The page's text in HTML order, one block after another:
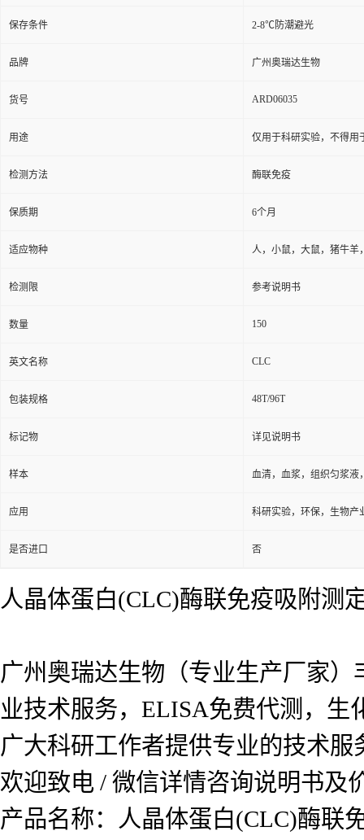
保存条件 2-8℃防潮避光
品牌 广州奥瑞达生物
货号 ARD06035
用途 仅用于科研实验，不得用
检测方法 酶联免疫
保质期 6个月
适应物种 人，小鼠，大鼠，猪牛羊
检测限 参考说明书
数量 150
英文名称 CLC
包装规格 48T/96T
标记物 详见说明书
样本 血清，血浆，组织匀浆液
应用 科研实验，环保，生物产
是否进口 否
人晶体蛋白(CLC)酶联免疫吸附测
广州奥瑞达生物（专业生产厂家
业技术服务，ELISA免费代测，生
广大科研工作者提供专业的技术
欢迎致电 / 微信详情咨询说明书及
产品名称： 人晶体蛋白(CLC)酶联